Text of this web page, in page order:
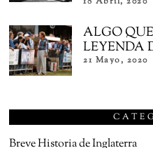
ALGO
LEYENDA
21 Mayo, 2020
Breve Historia de Inglaterra